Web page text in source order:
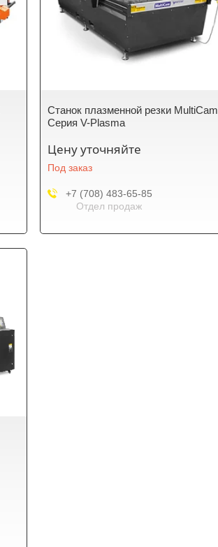
Станок плазменной резки MultiCam
Серия V-Plasma
Цену уточняйте
Под заказ
+7 (708) 483-65-85
Отдел продаж